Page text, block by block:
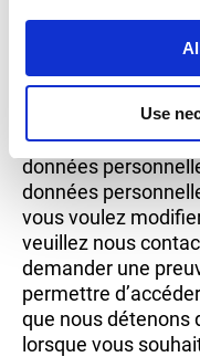
Use
Si vous avez des
données
données
vous voulez
veuillez nous
demander une
permettre
que nous détenons
lorsque vous